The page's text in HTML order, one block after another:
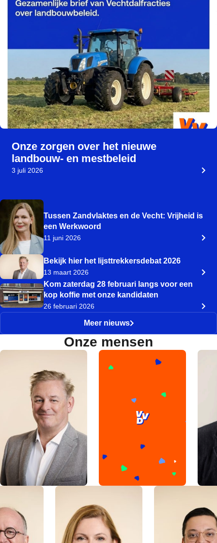
Onze zorgen over het nieuwe
landbouw- en mestbeleid
3 juli 2026
Tussen Zandvlaktes en de Vecht: Vrijheid is
een Werkwoord
11 juni 2026
Bekijk hier het lijsttrekkersdebat 2026
13 maart 2026
Kom zaterdag 28 februari langs voor een
kop koffie met onze kandidaten
26 februari 2026
Meer nieuws
Onze mensen